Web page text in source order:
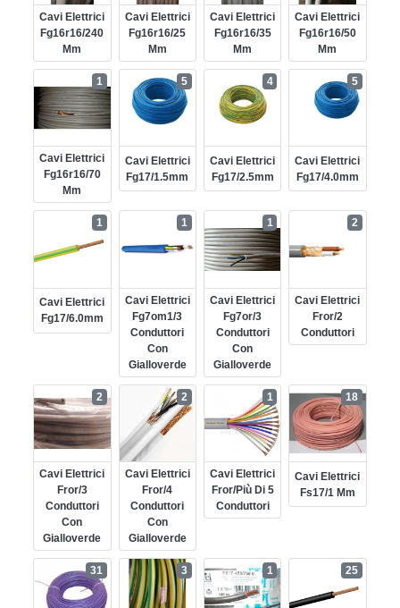
Cavi Elettrici
Fg16r16/240
Mm
Cavi Elettrici
Fg16r16/25
Mm
Cavi Elettrici
Fg16r16/35
Mm
Cavi Elettrici
Fg16r16/50
Mm
Cavi Elettrici
Fg16r16/70
Mm
1
Cavi Elettrici
Fg17/1.5mm
5
Cavi Elettrici
Fg17/2.5mm
4
Cavi Elettrici
Fg17/4.0mm
5
Cavi Elettrici
Fg17/6.0mm
1
Cavi Elettrici
Fg7om1/3
Conduttori
Con
Gialloverde
1
Cavi Elettrici
Fg7or/3
Conduttori
Con
Gialloverde
1
Cavi Elettrici
Fror/2
Conduttori
2
Cavi Elettrici
Fror/3
Conduttori
Con
Gialloverde
2
Cavi Elettrici
Fror/4
Conduttori
Con
Gialloverde
2
Cavi Elettrici
Fror/più Di 5
Conduttori
1
Cavi Elettrici
Fs17/1 Mm
18
31 3 1 25